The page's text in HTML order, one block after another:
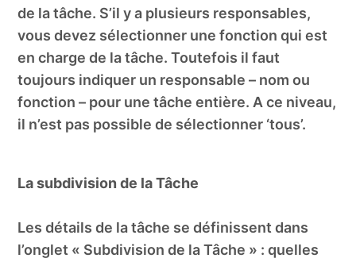
de la tâche. S’il y a plusieurs responsables,
vous devez sélectionner une fonction qui est
en charge de la tâche. Toutefois il faut
toujours indiquer un responsable – nom ou
fonction – pour une tâche entière. A ce niveau,
il n’est pas possible de sélectionner ‘tous’.
La subdivision de la Tâche
Les détails de la tâche se définissent dans
l’onglet « Subdivision de la Tâche » : quelles